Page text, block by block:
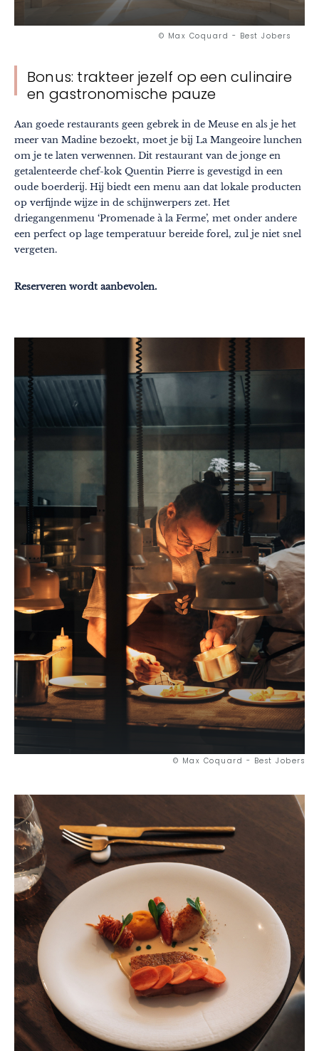
© Max Coquard - Best Jobers
Bonus: trakteer jezelf op een culinaire
en gastronomische pauze
Aan goede restaurants geen gebrek in de Meuse en als je het
meer van Madine bezoekt, moet je bij La Mangeoire lunchen
om je te laten verwennen. Dit restaurant van de jonge en
getalenteerde chef-kok Quentin Pierre is gevestigd in een
oude boerderij. Hij biedt een menu aan dat lokale producten
op verfijnde wijze in de schijnwerpers zet. Het
driegangenmenu ‘Promenade à la Ferme’, met onder andere
een perfect op lage temperatuur bereide forel, zul je niet snel
vergeten.
Reserveren wordt aanbevolen.
© Max Coquard - Best Jobers